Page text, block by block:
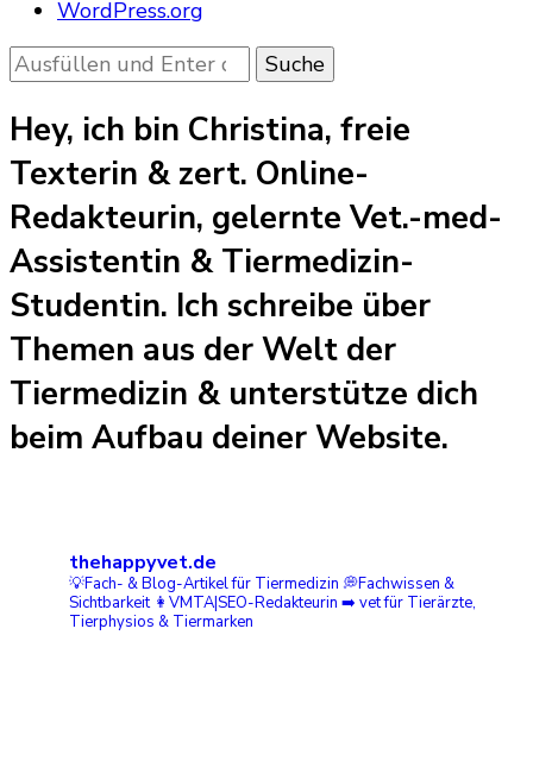
WordPress.org
Suchst
du
nach
etwas?
Hey, ich bin Christina, freie
Texterin & zert. Online-
Redakteurin, gelernte Vet.-med-
Assistentin & Tiermedizin-
Studentin. Ich schreibe über
Themen aus der Welt der
Tiermedizin & unterstütze dich
beim Aufbau deiner Website.
thehappyvet.de
💡Fach- & Blog-Artikel für Tiermedizin 💭Fachwissen &
Sichtbarkeit👩VMTA|SEO-Redakteurin ➡️ vetfür Tierärzte,
Tierphysios & Tiermarken